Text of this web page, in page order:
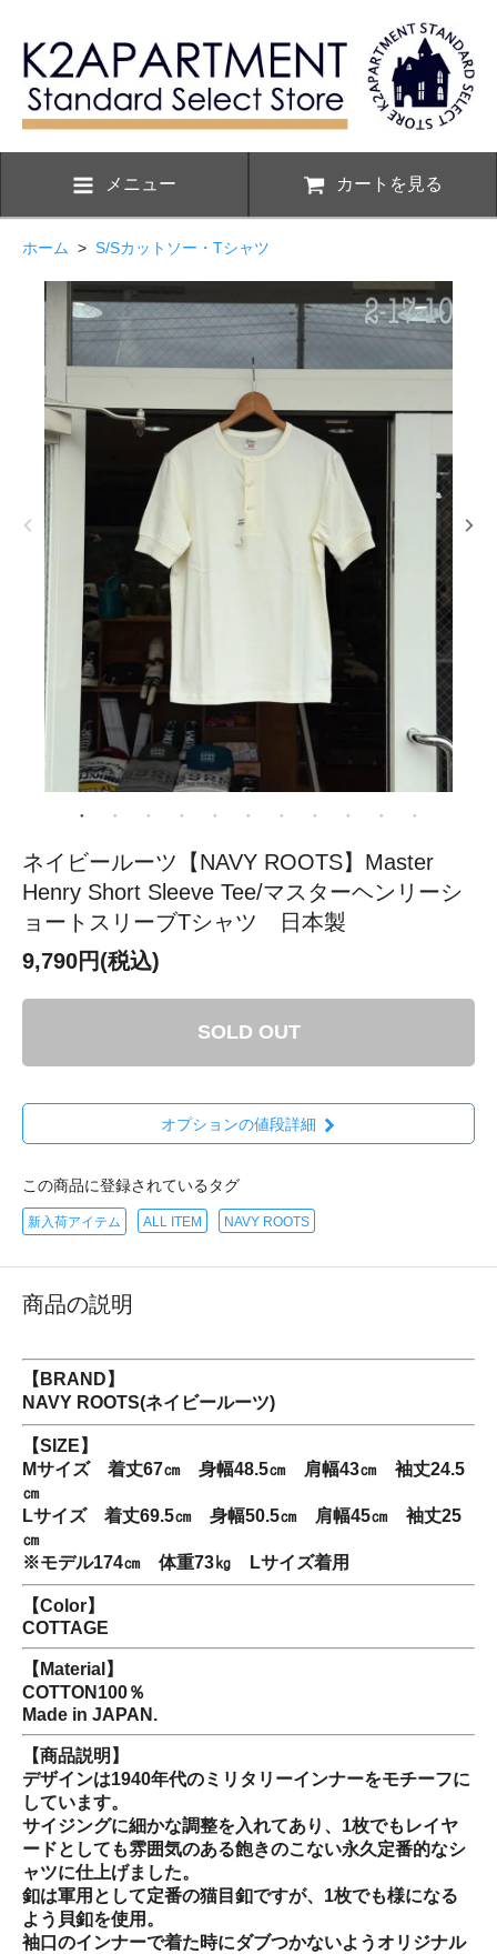
メニュー カートを見る
ホーム > S/Sカットソー・Tシャツ
ネイビールーツ【NAVY ROOTS】Master
Henry Short Sleeve Tee/マスターヘンリーシ
ョートスリーブTシャツ 日本製
9,790円(税込)
SOLD OUT
オプションの値段詳細
この商品に登録されているタグ
新入荷アイテム ALL ITEM NAVY ROOTS
商品の説明
【BRAND】
NAVY ROOTS(ネイビールーツ)
【SIZE】
Mサイズ 着丈67㎝ 身幅48.5㎝ 肩幅43㎝ 袖丈24.5
㎝
Lサイズ 着丈69.5㎝ 身幅50.5㎝ 肩幅45㎝ 袖丈25
㎝
※モデル174㎝ 体重73㎏ Lサイズ着用
【Color】
COTTAGE
【Material】
COTTON100％
Made in JAPAN.
【商品説明】
デザインは1940年代のミリタリーインナーをモチーフに
しています。
サイジングに細かな調整を入れてあり、1枚でもレイヤ
ードとしても雰囲気のある飽きのこない永久定番的なシ
ャツに仕上げました。
釦は軍用として定番の猫目釦ですが、1枚でも様になる
よう貝釦を使用。
袖口のインナーで着た時にダブつかないようオリジナル